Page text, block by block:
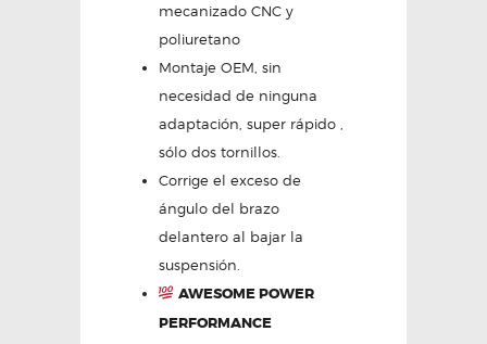
mecanizado CNC y
poliuretano
Montaje OEM, sin
necesidad de ninguna
adaptación, super rápido ,
sólo dos tornillos.
Corrige el exceso de
ángulo del brazo
delantero al bajar la
suspensión.
AWESOME POWER
PERFORMANCE